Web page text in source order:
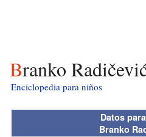
Branko
Enciclopedia para niños
Datos
Branko